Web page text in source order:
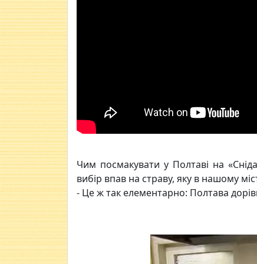
Чим посмакувати у Полтаві на
вибір впав на страву, яку в нашому
- Це ж так елементарно: Полтава